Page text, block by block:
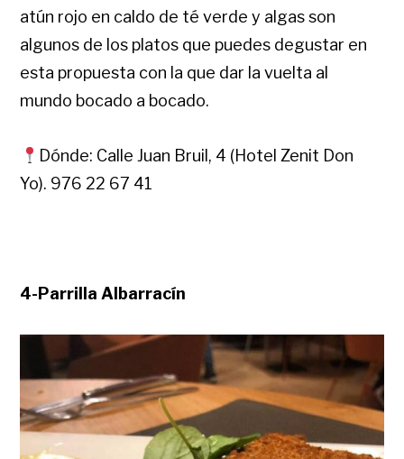
atún rojo en caldo de té verde y algas son
algunos de los platos que puedes degustar en
esta propuesta con la que dar la vuelta al
mundo bocado a bocado.
Dónde: Calle Juan Bruil, 4 (Hotel Zenit Don
Yo). 976 22 67 41
4-Parrilla Albarracín